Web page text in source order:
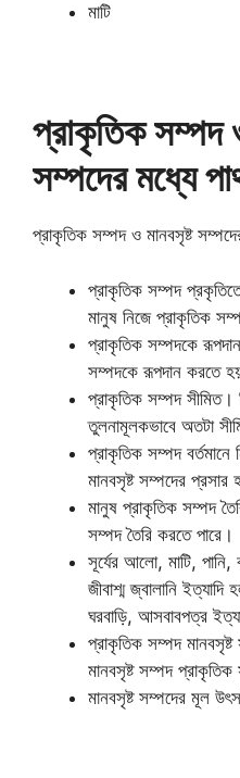
মাটি
প্রাকৃতিক সম্পদ
সম্পদের মধ্যে
প্রাকৃতিক সম্পদ ও মানবসৃষ্ট
প্রাকৃতিক সম্পদ
মানুষ নিজে প্রাকৃতিক
প্রাকৃতিক সম্পদকে
সম্পদকে রূপদান করতে
প্রাকৃতিক সম্পদ সীমিত।
তুলনামূলকভাবে অতটা
প্রাকৃতিক সম্পদ
মানবসৃষ্ট সম্পদের প্রসার
মানুষ প্রাকৃতিক সম্পদ
সম্পদ তৈরি করতে পারে।
সূর্যের আলো, মাটি, পানি,
জীবাশ্ম জ্বালানি
ঘরবাড়ি, আসবাবপত্র
প্রাকৃতিক সম্পদ
মানবসৃষ্ট সম্পদ
মানবসৃষ্ট সম্পদের মূল